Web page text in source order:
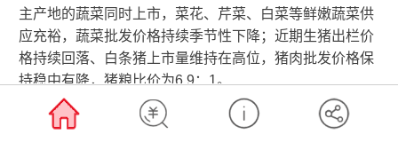
主产地的蔬菜同时上市，菜花、芹菜、白菜等鲜嫩蔬菜供
应充裕，蔬菜批发价格持续季节性下降；近期生猪出栏价
格持续回落、白条猪上市量维持在高位，猪肉批发价格保
持稳中有降，猪粮比价为6.9：1。